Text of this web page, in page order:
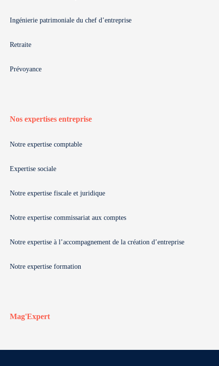
Ingénierie patrimoniale du chef d’entreprise
Retraite
Prévoyance
Nos expertises entreprise
Notre expertise comptable
Expertise sociale
Notre expertise fiscale et juridique
Notre expertise commissariat aux comptes
Notre expertise à l’accompagnement de la création d’entreprise
Notre expertise formation
Mag'Expert